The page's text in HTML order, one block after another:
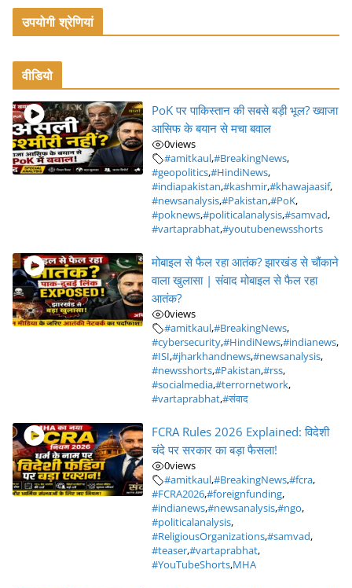
उपयोगी श्रेणियां
वीडियो
PoK पर पाकिस्तान की सबसे बड़ी भूल? ख्वाजा
आसिफ के बयान से मचा बवाल
0views
#amitkaul,#BreakingNews,
#geopolitics,#HindiNews,
#indiapakistan,#kashmir,#khawajaasif,
#newsanalysis,#Pakistan,#PoK,
#poknews,#politicalanalysis,#samvad,
#vartaprabhat,#youtubenewsshorts
मोबाइल से फैल रहा आतंक? झारखंड से चौंकाने
वाला खुलासा | संवाद मोबाइल से फैल रहा
आतंक?
0views
#amitkaul,#BreakingNews,
#cybersecurity,#HindiNews,#indianews,
#ISI,#jharkhandnews,#newsanalysis,
#newsshorts,#Pakistan,#rss,
#socialmedia,#terrornetwork,
#vartaprabhat,#संवाद
FCRA Rules 2026 Explained: विदेशी
चंदे पर सरकार का बड़ा फैसला!
0views
#amitkaul,#BreakingNews,#fcra,
#FCRA2026,#foreignfunding,
#indianews,#newsanalysis,#ngo,
#politicalanalysis,
#ReligiousOrganizations,#samvad,
#teaser,#vartaprabhat,
#YouTubeShorts,MHA